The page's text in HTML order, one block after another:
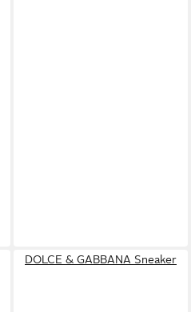
DOLCE & GABBANA Sneaker